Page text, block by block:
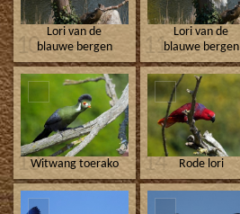
10
Lori van de
blauwe bergen
11
Lori van de
blauwe bergen
13Witwang toerako 14 Rode lori